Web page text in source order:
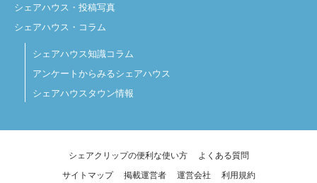
シェアハウス・投稿写真
シェアハウス・コラム
シェアハウス知識コラム
アンケートからみるシェアハウス
シェアハウスタウン情報
シェアクリップの便利な使い方
よくある質問
サイトマップ
掲載運営者 運営会社 利用規約